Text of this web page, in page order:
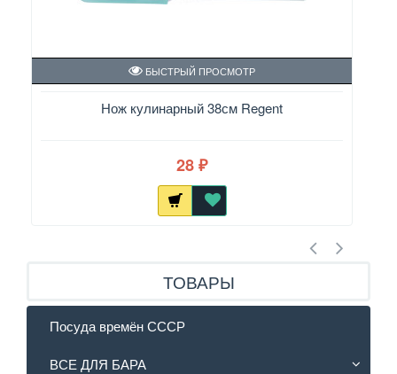
Нож кулинарный 38см Regent
БЫСТРЫЙ ПРОСМОТР
28 ₽
ТОВАРЫ
Посуда времён СССР
ВСЕ ДЛЯ БАРА